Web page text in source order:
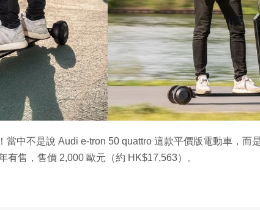
當中不是說 Audi e-tron 50 quattro 這款平價版電動車，而
有售，售價 2,000 歐元（約 HK$17,563）。